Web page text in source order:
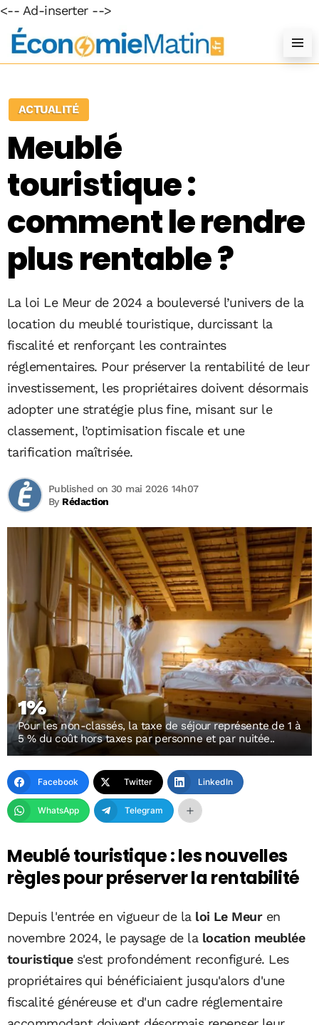
<-- Ad-inserter -->
ACTUALITÉ
Meublé
touristique :
comment le rendre
plus rentable ?
La loi Le Meur de 2024 a bouleversé l’univers de la
location du meublé touristique, durcissant la
fiscalité et renforçant les contraintes
réglementaires. Pour préserver la rentabilité de leur
investissement, les propriétaires doivent désormais
adopter une stratégie plus fine, misant sur le
classement, l’optimisation fiscale et une
tarification maîtrisée.
By Rédaction
Published on 30 mai 2026 14h07
1%
Pour les non-classés, la taxe de séjour représente de 1 à
5 % du coût hors taxes par personne et par nuitée..
Facebook Twitter LinkedIn
WhatsApp Telegram
Meublé touristique : les nouvelles
règles pour préserver la rentabilité
Depuis l'entrée en vigueur de la loi Le Meuren
novembre 2024, le paysage de la location meublée
touristiques'est profondément reconfiguré. Les
propriétaires qui bénéficiaient jusqu'alors d'une
fiscalité généreuse et d'un cadre réglementaire